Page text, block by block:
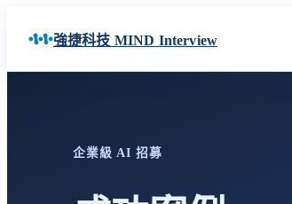
強捷科技 MIND Interview
企業級 AI 招募